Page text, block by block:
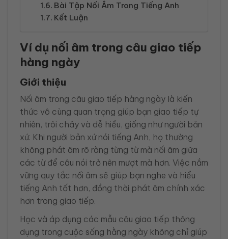
Bài Tập Nối Âm Trong Tiếng Anh
Kết Luận
Ví dụ nối âm trong câu giao tiếp
hàng ngày
Giới thiệu
Nối âm trong câu giao tiếp hàng ngày là kiến
thức vô cùng quan trọng giúp bạn giao tiếp tự
nhiên, trôi chảy và dễ hiểu, giống như người bản
xứ. Khi người bản xứ nói tiếng Anh, họ thường
không phát âm rõ ràng từng từ mà nối âm giữa
các từ để câu nói trở nên mượt mà hơn. Việc nắm
vững quy tắc nối âm sẽ giúp bạn nghe và hiểu
tiếng Anh tốt hơn, đồng thời phát âm chính xác
hơn trong giao tiếp.
Học và áp dụng các mẫu câu giao tiếp thông
dụng trong cuộc sống hằng ngày không chỉ giúp